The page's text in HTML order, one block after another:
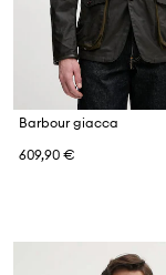
Barbour giacca
609,90 €